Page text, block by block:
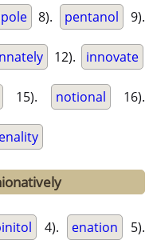
8). pentanol 9).
12). innovate
15). notional 16).
4). enation 5).